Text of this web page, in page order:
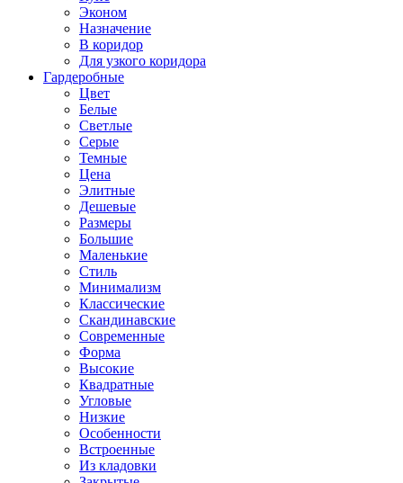
Эконом
Назначение
В коридор
Для узкого коридора
Гардеробные
Цвет
Белые
Светлые
Серые
Темные
Цена
Элитные
Дешевые
Размеры
Большие
Маленькие
Стиль
Минимализм
Классические
Скандинавские
Современные
Форма
Высокие
Квадратные
Угловые
Низкие
Особенности
Встроенные
Из кладовки